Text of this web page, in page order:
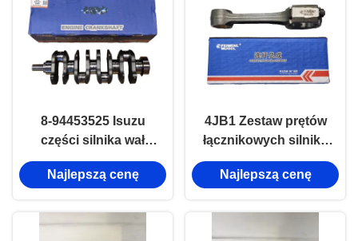
8-94453525 Isuzu
części silnika wał
skrętowy dla Isuzu
4JB1 100P Isuzu
Najlepszą cenę
4JB1 Zestaw prętów
łącznikowych silnika
Isuzu
Najlepszą cenę